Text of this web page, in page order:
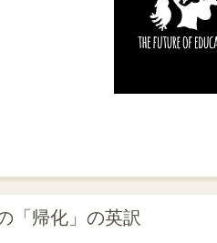
「帰化」の英訳